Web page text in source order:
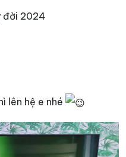
đời 2024
lên hệ e nhé